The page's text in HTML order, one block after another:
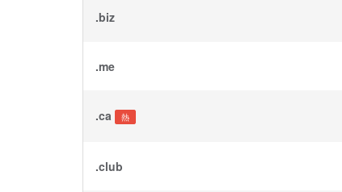
.biz
.me
.ca 熱
.club